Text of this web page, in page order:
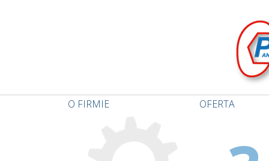
O FIRMIE OFERTA